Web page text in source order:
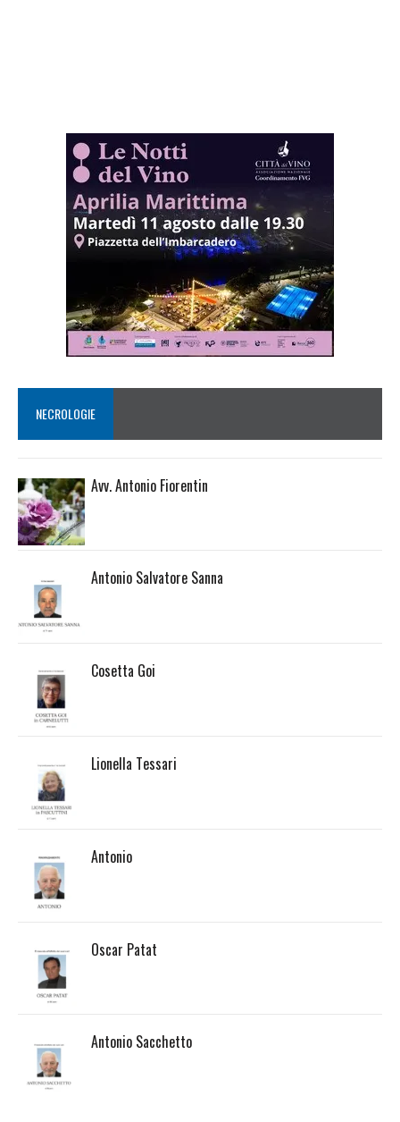
NECROLOGIE
Avv. Antonio Fiorentin
Antonio Salvatore Sanna
Cosetta Goi
Lionella Tessari
Antonio
Oscar Patat
Antonio Sacchetto